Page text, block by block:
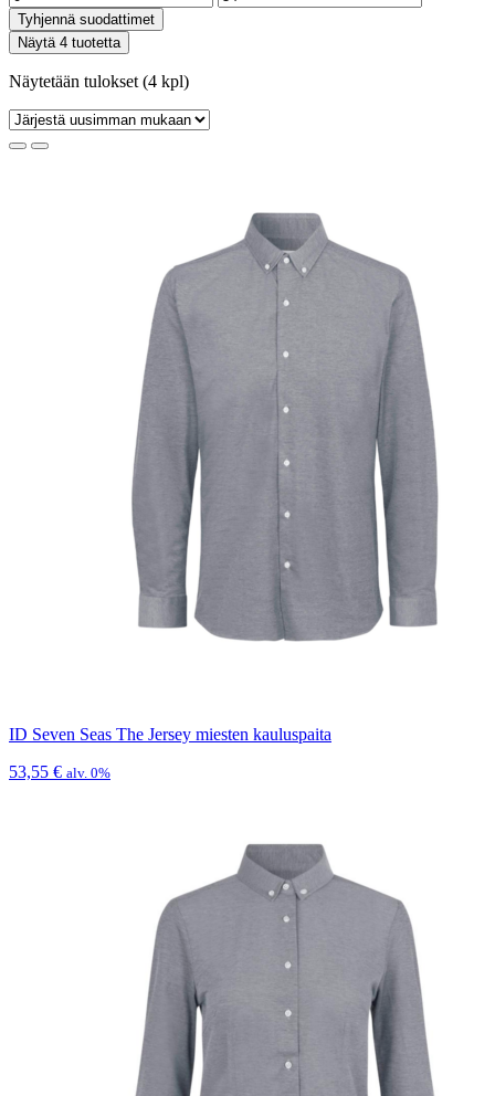
Tyhjennä suodattimet
Näytä 4 tuotetta
Näytetään tulokset (4 kpl)
ID Seven Seas The Jersey miesten kauluspaita
53,55 € alv. 0%